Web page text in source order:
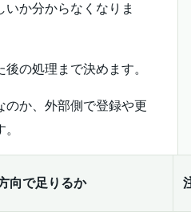
いか分からなくなりま
の処理まで決めます。
のか、外部側で登録や更
向で足りるか